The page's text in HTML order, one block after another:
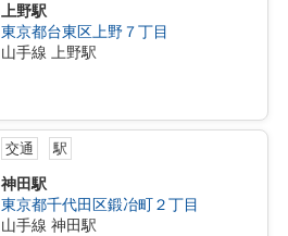
上野駅
東京都台東区上野７丁目
山手線 上野駅
交通 駅
神田駅
東京都千代田区鍛冶町２丁目
山手線 神田駅